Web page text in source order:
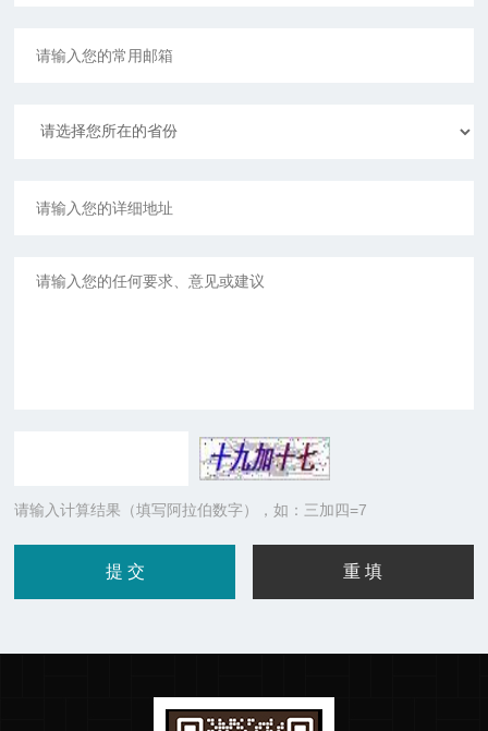
请输入计算结果（填写阿拉伯数字），如：三加四=7